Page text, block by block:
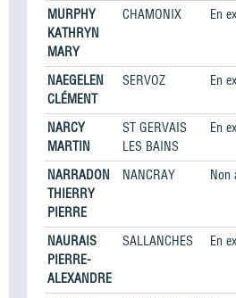
MURPHY
KATHRYN
MARY
CHAMONIX En
NAEGELEN
CLÉMENT
SERVOZ En
NARCY
MARTIN
ST GERVAIS
LES BAINS
En
NARRADON
THIERRY
PIERRE
NANCRAY Non
NAURAIS
PIERRE-
ALEXANDRE
SALLANCHES En